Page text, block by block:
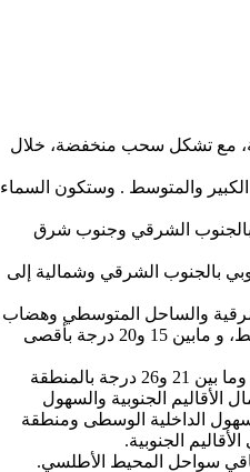
مع تشكل سحب منخفضة، خلال
والمتوسط . وستكون السماء
بالجنوب الشرقي وجنوب شرق
بالجنوب الشرقي وشمالية إلى
بمرتفعات الأطلس والريف، وما بين 09 و14 درجة بالمنطقة الشرقية والساحل المتوسطي وهضاب
الفوسفاط ووالماس، وما بين 14 و19 درجة بالسهول و الجنوب الشرقي وشمال الأقاليم الجنوبية وقرب سواحل المحيط، و مابين 15 و20 درجة بأقصى
وستتأرجح درجات الحرارة العليا ما بين 16 و21 درجة بمرتفعات الأطلس والريف والواجهة المتوسطية ومنطقة طنجة، وما بين 21 و26 درجة بالمنطقة
الشرقي وشمال الأقاليم الجنوبية والسهول
ووالماس والسفوح الجنوبية-الشرقية وجوار السواحل، وما بين 27 و33 درجة بالسهول الداخلية الوسطى ومنطقة
سواحل المحيط الأطلسي.